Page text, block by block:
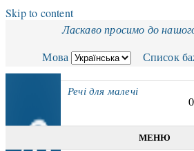
Skip to content
Ласкаво просимо до
Мова
Список
Речі для малечі
МЕНЮ